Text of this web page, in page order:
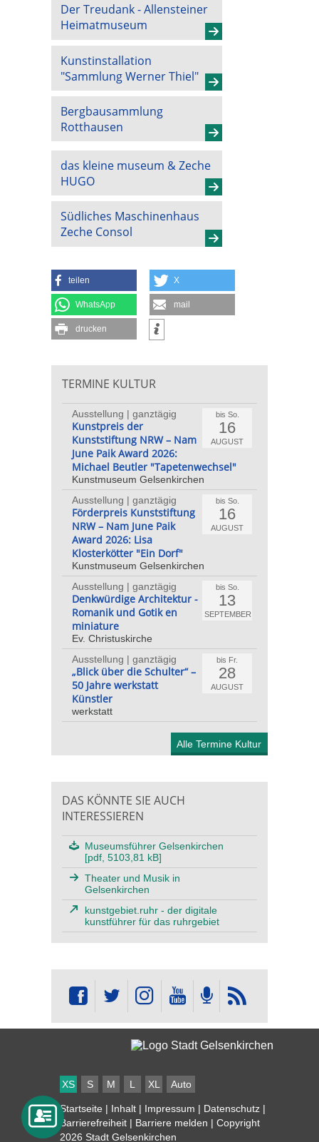
Der Treudank - Allensteiner
Heimatmuseum
Kunstinstallation
"Sammlung Werner Thiel"
Bergbausammlung
Rotthausen
das kleine museum & Zeche
HUGO
Südliches Maschinenhaus
Zeche Consol
teilen X
WhatsApp mail
drucken
TERMINE KULTUR
bis So.
16
AUGUST
Ausstellung | ganztägig
Kunstpreis der
Kunststiftung NRW – Nam
June Paik Award 2026:
Michael Beutler "Tapetenwechsel"
Kunstmuseum Gelsenkirchen
bis So.
16
AUGUST
Ausstellung | ganztägig
Förderpreis Kunststiftung
NRW – Nam June Paik
Award 2026: Lisa
Klosterkötter "Ein Dorf"
Kunstmuseum Gelsenkirchen
bis So.
13
SEPTEMBER
Ausstellung | ganztägig
Denkwürdige Architektur -
Romanik und Gotik en
miniature
Ev. Christuskirche
bis Fr.
28
AUGUST
Ausstellung | ganztägig
„Blick über die Schulter“ –
50 Jahre werkstatt
Künstler
werkstatt
Alle Termine Kultur
DAS KÖNNTE SIE AUCH
INTERESSIEREN
Museumsführer Gelsenkirchen
[pdf, 5103,81 kB]
Theater und Musik in
Gelsenkirchen
kunstgebiet.ruhr - der digitale
kunstführer für das ruhrgebiet
XS S M L XL Auto
Startseite | Inhalt | Impressum | Datenschutz |
Barrierefreiheit | Barriere melden | Copyright
2026 Stadt Gelsenkirchen